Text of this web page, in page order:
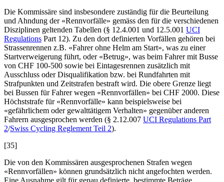
Die Kommissäre sind insbesondere zuständig für die Beurteilung
und Ahndung der «Rennvorfälle» gemäss den für die verschiedenen
Disziplinen geltenden Tabellen (§ 12.4.001 und 12.5.001 UCI
Regulations Part 12). Zu den dort definierten Vorfällen gehören bei
Strassenrennen z.B. «Fahrer ohne Helm am Start», was zu einer
Startverweigerung führt, oder «Betrug», was beim Fahrer mit Busse
von CHF 100-500 sowie bei Eintagesrennen zusätzlich mit
Ausschluss oder Disqualifikation bzw. bei Rundfahrten mit
Strafpunkten und Zeitstrafen bestraft wird. Die obere Grenze liegt
bei Bussen für Fahrer wegen «Rennvorfällen» bei CHF 2000. Diese
Höchststrafe für «Rennvorfälle» kann beispielsweise bei
«gefährlichem oder gewalttätigem Verhalten» gegenüber anderen
Fahrern ausgesprochen werden (§ 2.12.007 UCI Regulations Part
2/Swiss Cycling Reglement Teil 2).
[35]
Die von den Kommissären ausgesprochenen Strafen wegen
«Rennvorfällen» können grundsätzlich nicht angefochten werden.
Eine Ausnahme gilt für genau definierte, bestimmte Beträge